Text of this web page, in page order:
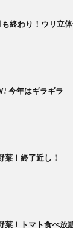
終わり！ウリ立
今年はギラギラ
菜！終了近し！
菜！トマト食べ放